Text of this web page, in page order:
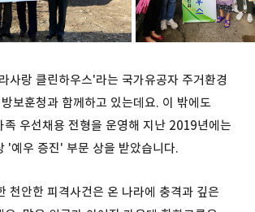
사랑 클린하우스'라는 국가유공자 주거환경
보훈청과 함께하고 있는데요. 이 밖에도
족 우선채용 전형을 운영해 지난 2019년에는
'예우 증진' 부문 상을 받았습니다.
천안한 피격사건은 온 나라에 충격과 깊은